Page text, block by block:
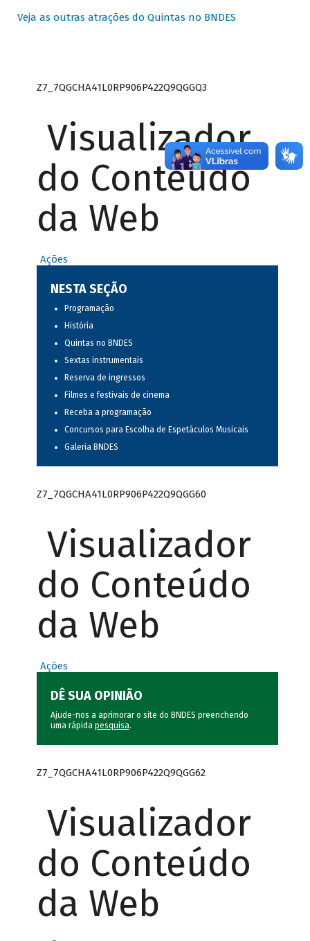
Veja as outras atrações do Quintas no BNDES
Z7_7QGCHA41L0RP906P422Q9QGGQ3
Visualizador
do Conteúdo
da Web
Ações
NESTA SEÇÃO
Programação
História
Quintas no BNDES
Sextas instrumentais
Reserva de ingressos
Filmes e festivais de cinema
Receba a programação
Concursos para Escolha de Espetáculos Musicais
Galeria BNDES
Z7_7QGCHA41L0RP906P422Q9QGG60
Visualizador
do Conteúdo
da Web
Ações
DÊ SUA OPINIÃO
Ajude-nos a aprimorar o site do BNDES preenchendo
uma rápida pesquisa.
Z7_7QGCHA41L0RP906P422Q9QGG62
Visualizador
do Conteúdo
da Web